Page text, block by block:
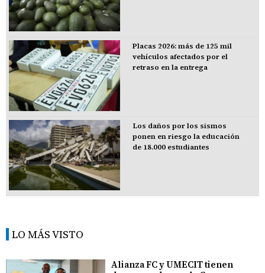
Placas 2026: más de 125 mil
vehículos afectados por el
retraso en la entrega
Los daños por los sismos
ponen en riesgo la educación
de 18.000 estudiantes
LO MÁS VISTO
Alianza FC y UMECIT tienen